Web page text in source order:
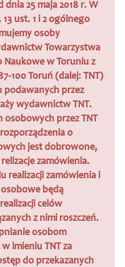
25 maja 2018 r. W
ust. 1 i 2 ogólnego
osoby
Towarzystwa
Naukowe w Toruniu z
100 Toruń (dalej: TNT)
podawanych przez
wydawnictw TNT.
przez TNT
o
jest dobrowone,
zamówienia.
realizacji zamówienia i
będą
celów
z nimi roszczeń.
osobom
imieniu TNT za
do przekazanych